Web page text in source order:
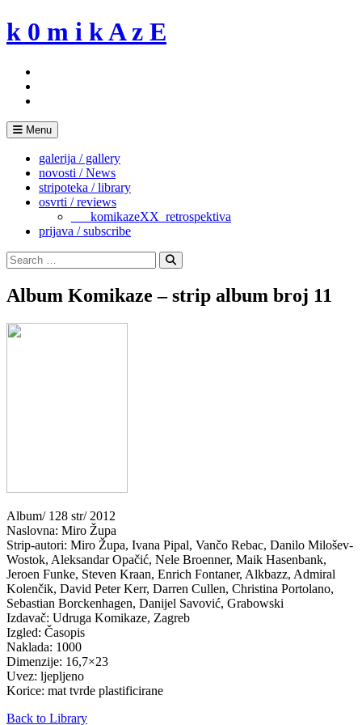
Skip
to
k 0 m i k A z E
Menu
galerija / gallery
novosti / News
stripoteka / library
osvrti / reviews
___komikazeXX_retrospektiva
prijava / subscribe
Search
for:
Search
Album Komikaze – strip album broj 11
Album/ 128 str/ 2012
Naslovna: Miro Župa
Strip-autori: Miro Župa, Ivana Pipal, Vančo Rebac, Danilo Milošev-
Wostok, Aleksandar Opačić, Nele Broenner, Maik Hasenbank,
Jeroen Funke, Steven Kraan, Enrich Fontaner, Alkbazz, Admiral
Kolenčik, David Peter Kerr, Darren Cullen, Christina Portolano,
Sebastian Borckenhagen, Danijel Savović, Grabowski
Izdavač: Udruga Komikaze, Zagreb
Izgled: Časopis
Naklada: 1000
Dimenzije: 16,7×23
Uvez: ljepljeno
Korice: mat tvrde plastificirane
Back to Library